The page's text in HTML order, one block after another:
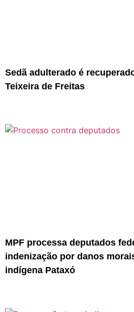
Sedã adulterado é
Teixeira de Freitas
MPF processa deputados
indenização por danos
indígena Pataxó